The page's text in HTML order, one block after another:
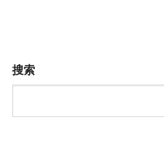
搜索